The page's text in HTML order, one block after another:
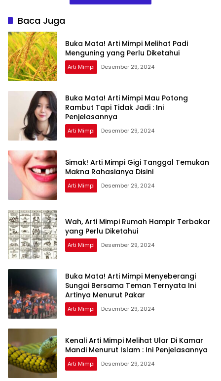
Menurut Pakar
Baca Juga
Buka Mata! Arti Mimpi Melihat Padi
Menguning yang Perlu Diketahui
Arti Mimpi Desember 29, 2024
Buka Mata! Arti Mimpi Mau Potong
Rambut Tapi Tidak Jadi : Ini
Penjelasannya
Arti Mimpi Desember 29, 2024
Simak! Arti Mimpi Gigi Tanggal Temukan
Makna Rahasianya Disini
Arti Mimpi Desember 29, 2024
Wah, Arti Mimpi Rumah Hampir Terbakar
yang Perlu Diketahui
Arti Mimpi Desember 29, 2024
Buka Mata! Arti Mimpi Menyeberangi
Sungai Bersama Teman Ternyata Ini
Artinya Menurut Pakar
Arti Mimpi Desember 29, 2024
Kenali Arti Mimpi Melihat Ular Di Kamar
Mandi Menurut Islam : Ini Penjelasannya
Arti Mimpi Desember 29, 2024